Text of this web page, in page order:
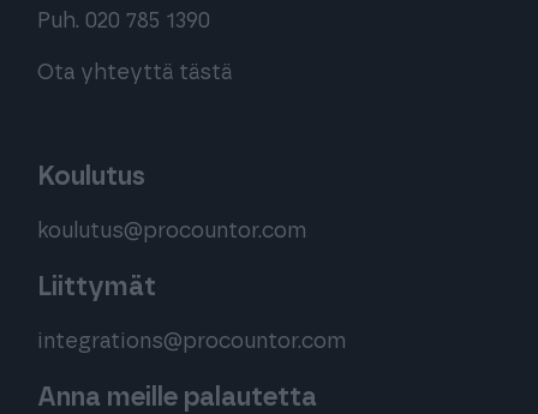
Puh. 020 785 1390
Ota yhteyttä tästä
Koulutus
koulutus@procountor.com
Liittymät
integrations@procountor.com
Anna meille palautetta